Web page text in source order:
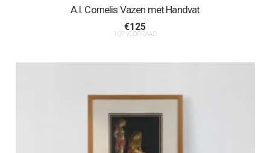
A.I. Cornelis Vazen met Handvat
€125
1 OP VOORRAAD